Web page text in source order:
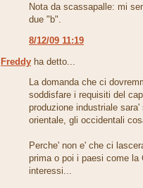
Nota da scassapalle: mi
due "b".
8/12/09 11:19
Freddy ha detto...
La domanda che ci
soddisfare i requisiti del
produzione industriale
orientale, gli occidentali
Perche' non e' che ci
prima o poi i paesi come la
interessi...